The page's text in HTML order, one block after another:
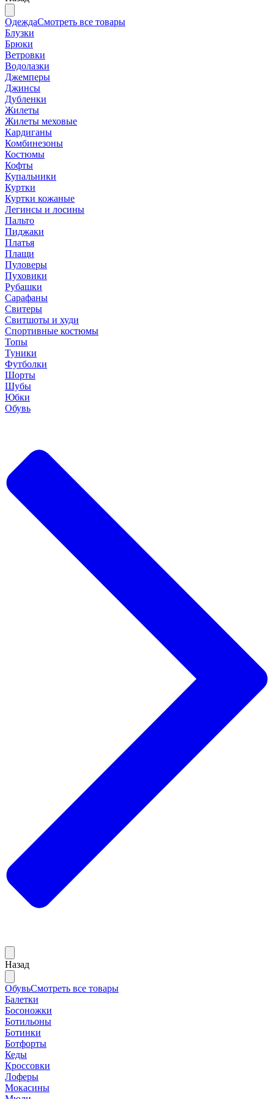
ОдеждаСмотреть все товары
Блузки
Брюки
Ветровки
Водолазки
Джемперы
Джинсы
Дубленки
Жилеты
Жилеты меховые
Кардиганы
Комбинезоны
Костюмы
Кофты
Купальники
Куртки
Куртки кожаные
Легинсы и лосины
Пальто
Пиджаки
Платья
Плащи
Пуловеры
Пуховики
Рубашки
Сарафаны
Свитеры
Свитшоты и худи
Спортивные костюмы
Топы
Туники
Футболки
Шорты
Шубы
Юбки
Обувь
Назад
ОбувьСмотреть все товары
Балетки
Босоножки
Ботильоны
Ботинки
Ботфорты
Кеды
Кроссовки
Лоферы
Мокасины